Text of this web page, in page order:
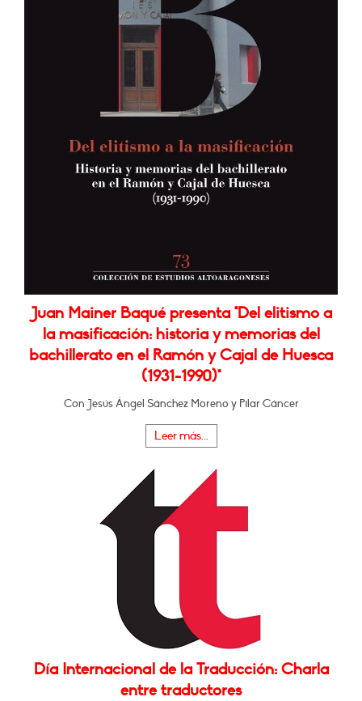
Juan Mainer Baqué presenta "Del elitismo a
la masificación: historia y memorias del
bachillerato en el Ramón y Cajal de Huesca
(1931-1990)"
Con Jesús Ángel Sánchez Moreno y Pilar Cáncer
Leer más...
Día Internacional de la Traducción: Charla
entre traductores